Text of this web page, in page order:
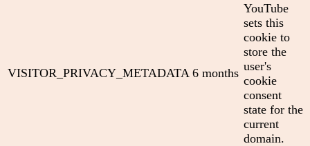
VISITOR_PRIVACY_METADATA 6 months
YouTube
sets this
cookie to
store the
user's
cookie
consent
state for the
current
domain.